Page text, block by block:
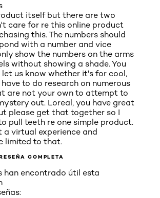
itself but there are two
care for re this online product
this. The numbers should
with a number and vice
show the numbers on the arms
without showing a shade. You
let us know whether it's for cool,
to do research on numerous
are not your own to attempt to
out. Loreal, you have great
please get that together so I
pull teeth re one simple product.
a virtual experience and
limited to that.
COMPLETA
han encontrado útil esta